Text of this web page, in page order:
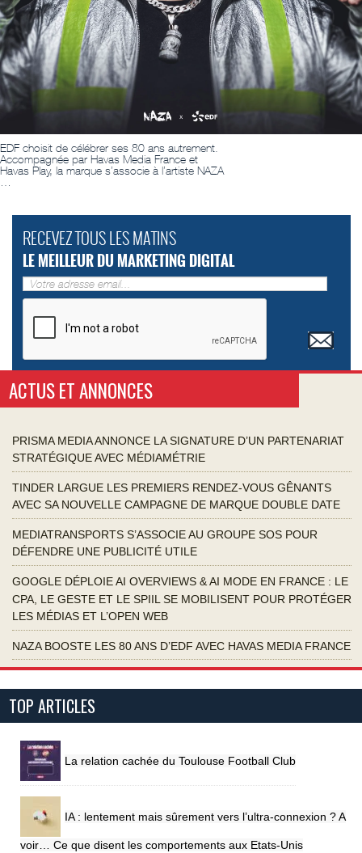
EDF choisit de célébrer ses 80 ans autrement.
Accompagnée par Havas Media France et
Havas Play, la marque s’associe à l’artiste NAZA
RECEVEZ TOUS LES MATINS
LE MEILLEUR DU MARKETING DIGITAL
ACTUS ET ANNONCES
PRISMA MEDIA ANNONCE LA SIGNATURE D’UN PARTENARIAT
STRATÉGIQUE AVEC MÉDIAMÉTRIE
TINDER LARGUE LES PREMIERS RENDEZ-VOUS GÊNANTS
AVEC SA NOUVELLE CAMPAGNE DE MARQUE DOUBLE DATE
MEDIATRANSPORTS S’ASSOCIE AU GROUPE SOS POUR
DÉFENDRE UNE PUBLICITÉ UTILE
GOOGLE DÉPLOIE AI OVERVIEWS & AI MODE EN FRANCE : LE
CPA, LE GESTE ET LE SPIIL SE MOBILISENT POUR PROTÉGER
LES MÉDIAS ET L’OPEN WEB
NAZA BOOSTE LES 80 ANS D’EDF AVEC HAVAS MEDIA FRANCE
TOP ARTICLES
La relation cachée du Toulouse Football Club
IA : lentement mais sûrement vers l’ultra-connexion ? A
voir… Ce que disent les comportements aux Etats-Unis